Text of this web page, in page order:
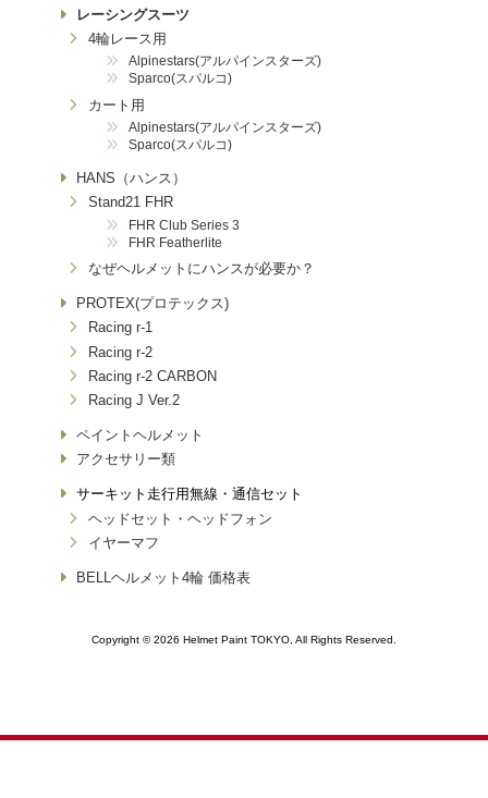
レーシングスーツ
4輪レース用
Alpinestars(アルパインスターズ)
Sparco(スパルコ)
カート用
Alpinestars(アルパインスターズ)
Sparco(スパルコ)
HANS（ハンス）
Stand21 FHR
FHR Club Series 3
FHR Featherlite
なぜヘルメットにハンスが必要か？
PROTEX(プロテックス)
Racing r-1
Racing r-2
Racing r-2 CARBON
Racing J Ver.2
ペイントヘルメット
アクセサリー類
サーキット走行用無線・通信セット
ヘッドセット・ヘッドフォン
イヤーマフ
BELLヘルメット4輪 価格表
Copyright © 2026 Helmet Paint TOKYO, All Rights Reserved.